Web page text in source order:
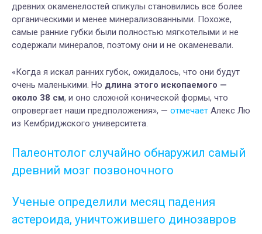
древних окаменелостей спикулы становились все более
органическими и менее минерализованными. Похоже,
самые ранние губки были полностью мягкотелыми и не
содержали минералов, поэтому они и не окаменевали.
«Когда я искал ранних губок, ожидалось, что они будут
очень маленькими. Но длина этого ископаемого —
около 38 см, и оно сложной конической формы, что
опровергает наши предположения», — отмечает Алекс Лю
из Кембриджского университета.
Палеонтолог случайно обнаружил самый
древний мозг позвоночного
Ученые определили месяц падения
астероида, уничтожившего динозавров